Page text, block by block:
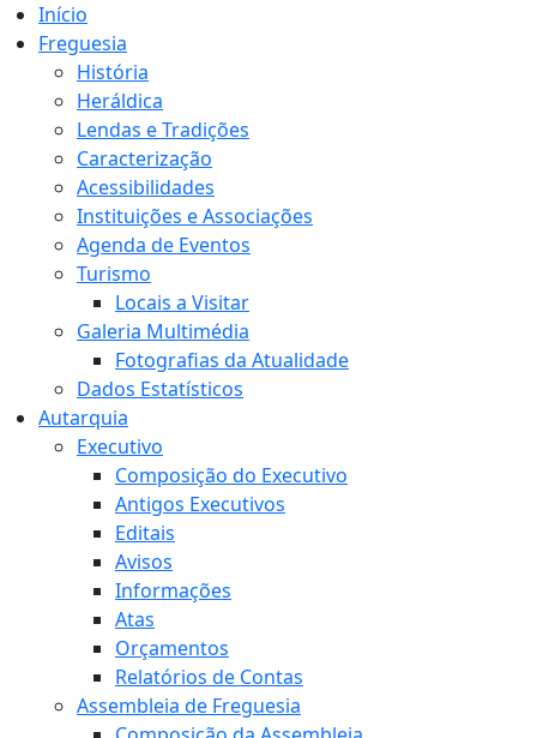
Início
Freguesia
História
Heráldica
Lendas e Tradições
Caracterização
Acessibilidades
Instituições e Associações
Agenda de Eventos
Turismo
Locais a Visitar
Galeria Multimédia
Fotografias da Atualidade
Dados Estatísticos
Autarquia
Executivo
Composição do Executivo
Antigos Executivos
Editais
Avisos
Informações
Atas
Orçamentos
Relatórios de Contas
Assembleia de Freguesia